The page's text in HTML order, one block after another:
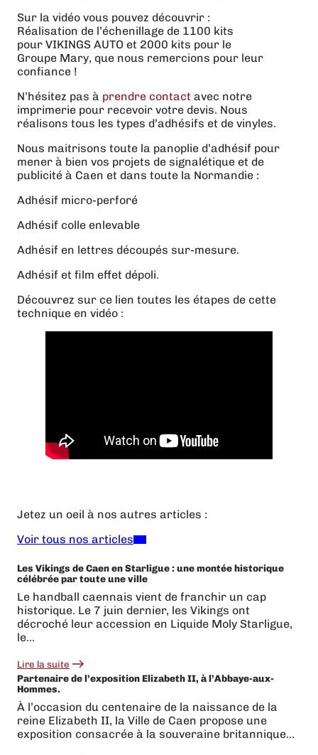
Sur la vidéo vous pouvez découvrir :
Réalisation de l’échenillage de 1100 kits
pour VIKINGS AUTO et 2000 kits pour le
Groupe Mary, que nous remercions pour leur
confiance !
N’hésitez pas à prendre contact avec notre
imprimerie pour recevoir votre devis. Nous
réalisons tous les types d’adhésifs et de vinyles.
Nous maitrisons toute la panoplie d’adhésif pour
mener à bien vos projets de signalétique et de
publicité à Caen et dans toute la Normandie :
Adhésif micro-perforé
Adhésif colle enlevable
Adhésif en lettres découpés sur-mesure.
Adhésif et film effet dépoli.
Découvrez sur ce lien toutes les étapes de cette
technique en vidéo :
Jetez un oeil à nos autres articles :
Voir tous nos articles
Les Vikings de Caen en Starligue : une montée historique
célébrée par toute une ville
Le handball caennais vient de franchir un cap
historique. Le 7 juin dernier, les Vikings ont
décroché leur accession en Liquide Moly Starligue,
le…
Lire la suite
:
Les
Vikings
de
Caen
en
Starligue
Partenaire de l’exposition Elizabeth II, à l’Abbaye-aux-
Hommes.
À l’occasion du centenaire de la naissance de la
reine Elizabeth II, la Ville de Caen propose une
exposition consacrée à la souveraine britannique…